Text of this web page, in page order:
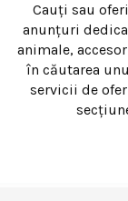
Cauți sau
anunțuri
animale,
în căutarea
servicii de